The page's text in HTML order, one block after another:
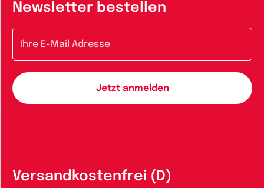
Newsletter bestellen
Versandkostenfrei (D)